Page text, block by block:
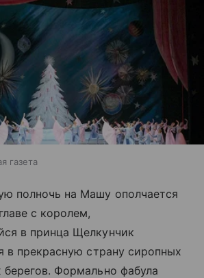
газета
полночь на Машу ополчается
с королем,
в принца Щелкунчик
в прекрасную страну сиропных
Формально фабула